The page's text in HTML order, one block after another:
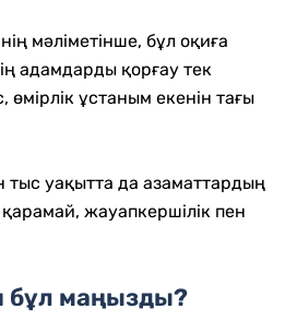
мәліметінше, бұл оқиға
адамдарды қорғау тек
өмірлік ұстаным екенін тағы
уақытта да азаматтардың
қарамай, жауапкершілік пен
бұл маңызды?